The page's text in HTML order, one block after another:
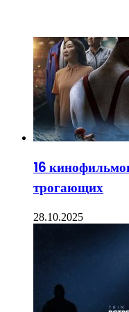
16
трогающих
28.10.2025